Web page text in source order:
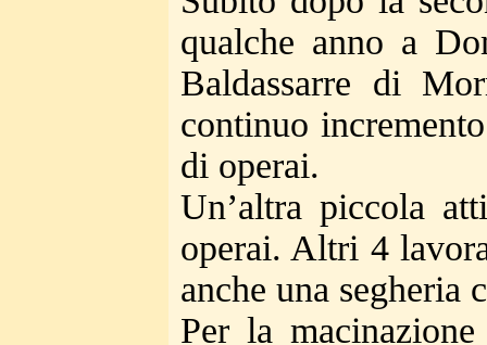
qualche anno a
Baldassarre di
continuo
di operai.
Un’altra piccola
operai. Altri 4
anche una segheria
Per la